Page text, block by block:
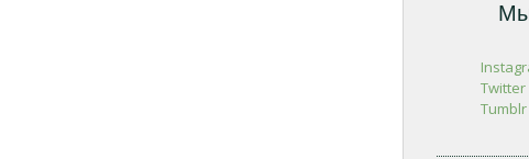
Мы
Twitter
Tumblr